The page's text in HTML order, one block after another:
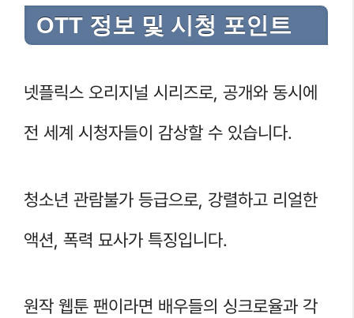
OTT 정보 및 시청 포인트
넷플릭스 오리지널 시리즈로, 공개와 동시에
전 세계 시청자들이 감상할 수 있습니다.
청소년 관람불가 등급으로, 강렬하고 리얼한
액션, 폭력 묘사가 특징입니다.
원작 웹툰 팬이라면 배우들의 싱크로율과 각